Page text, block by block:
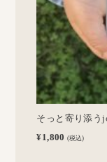
そっと寄り添う
¥1,800(税込)